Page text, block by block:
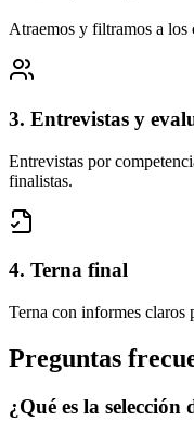
Atraemos y filtramos a los
3. Entrevistas y
Entrevistas por
finalistas.
4. Terna final
Terna con informes claros
Preguntas
¿Qué es la selección